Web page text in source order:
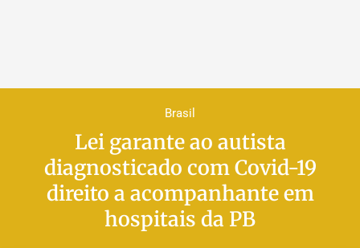
Brasil
Lei garante ao autista
diagnosticado com Covid-19
direito a acompanhante em
hospitais da PB